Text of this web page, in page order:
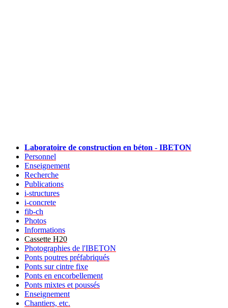
Laboratoire de construction en béton - IBETON
Personnel
Enseignement
Recherche
Publications
i-structures
i-concrete
fib-ch
Photos
Informations
Cassette H20
Photographies de l'IBETON
Ponts poutres préfabriqués
Ponts sur cintre fixe
Ponts en encorbellement
Ponts mixtes et poussés
Enseignement
Chantiers, etc.